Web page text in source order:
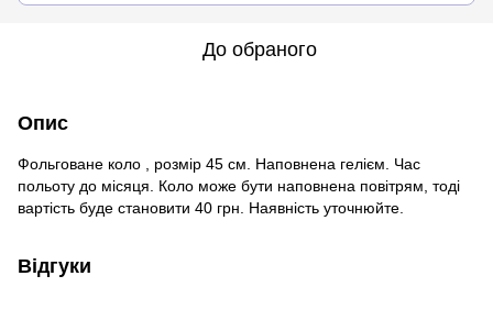
До обраного
Опис
Фольговане коло , розмір 45 см. Наповнена гелієм. Час
польоту до місяця. Коло може бути наповнена повітрям, тоді
вартість буде становити 40 грн. Наявність уточнюйте.
Відгуки